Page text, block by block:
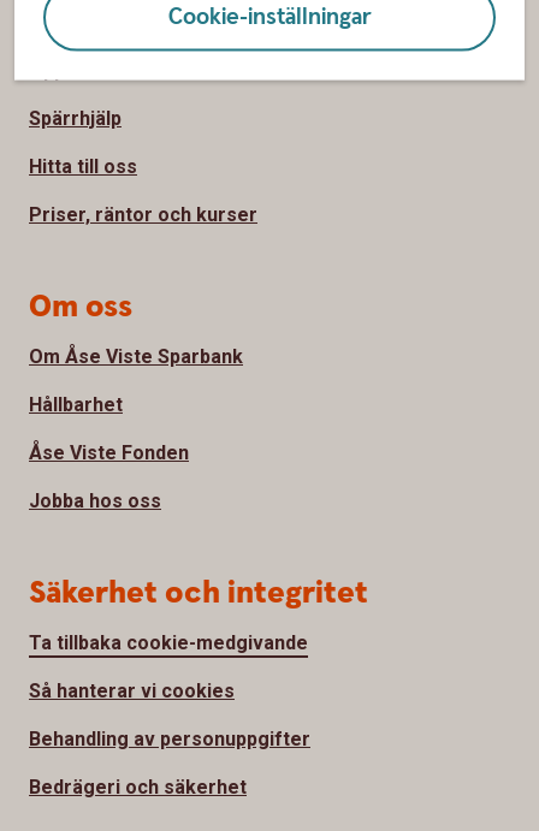
Cookie-inställningar
Kontakta oss
Spärrhjälp
Hitta till oss
Priser, räntor och kurser
Om oss
Om Åse Viste Sparbank
Hållbarhet
Åse Viste Fonden
Jobba hos oss
Säkerhet och integritet
Ta tillbaka cookie-medgivande
Så hanterar vi cookies
Behandling av personuppgifter
Bedrägeri och säkerhet